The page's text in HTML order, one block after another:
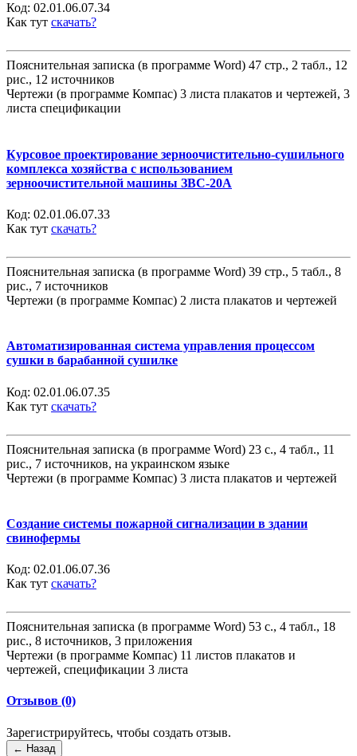
Код: 02.01.06.07.34
Как тут скачать?
Пояснительная записка (в программе Word) 47 стр., 2 табл., 12
рис., 12 источников
Чертежи (в программе Компас) 3 листа плакатов и чертежей, 3
листа спецификации
Курсовое проектирование зерноочистительно-сушильного
комплекса хозяйства с использованием
зерноочистительной машины ЗВС-20А
Код: 02.01.06.07.33
Как тут скачать?
Пояснительная записка (в программе Word) 39 стр., 5 табл., 8
рис., 7 источников
Чертежи (в программе Компас) 2 листа плакатов и чертежей
Автоматизированная система управления процессом
сушки в барабанной сушилке
Код: 02.01.06.07.35
Как тут скачать?
Пояснительная записка (в программе Word) 23 с., 4 табл., 11
рис., 7 источников, на украинском языке
Чертежи (в программе Компас) 3 листа плакатов и чертежей
Создание системы пожарной сигнализации в здании
свинофермы
Код: 02.01.06.07.36
Как тут скачать?
Пояснительная записка (в программе Word) 53 с., 4 табл., 18
рис., 8 источников, 3 приложения
Чертежи (в программе Компас) 11 листов плакатов и
чертежей, спецификации 3 листа
Отзывов (0)
Зарегистрируйтесь, чтобы создать отзыв.